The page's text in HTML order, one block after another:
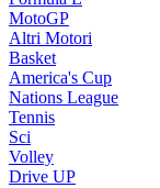
MotoGP
Altri Motori
Basket
America's Cup
Nations League
Tennis
Sci
Volley
Drive UP